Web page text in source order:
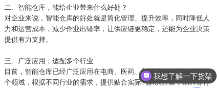
二、智能仓库，能给企业带来什么好处？
对企业来说，智能仓库的好处就是简化管理、提升效率，同时降低人
力和运营成本，减少作业出错率，让供应链更稳定，还能为企业决策
提供有力支持。
三、广泛应用，适配多个行业
目前，智能仓库已经广泛应用在电商、医药、制造业、跨境物流等多
个领域，根据不同行业的需求，提供贴合实际的解决方案，助力各行
我想了解一下货架